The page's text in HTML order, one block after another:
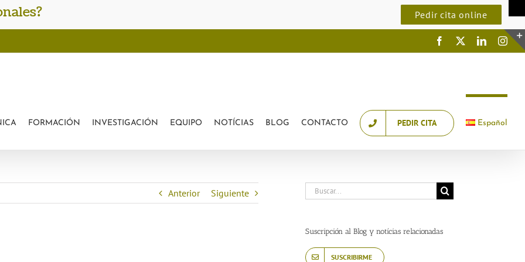
Facebook LinkedIn
FORMACIÓN INVESTIGACIÓN EQUIPO NOTÍCIAS BLOG CONTACTO PEDIR CITA Español
Anterior Siguiente Buscar:
Suscripción al Blog y notícias relacionadas
SUSCRIBIRME
Demanar cita online
Pedir cita online